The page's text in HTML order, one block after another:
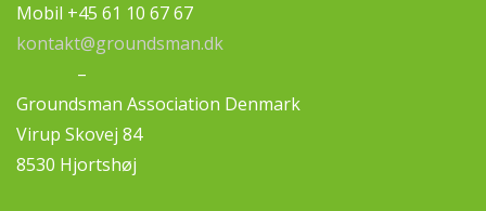
Mobil +45 61 10 67 67
kontakt@groundsman.dk
–
Groundsman Association Denmark
Virup Skovej 84
8530 Hjortshøj